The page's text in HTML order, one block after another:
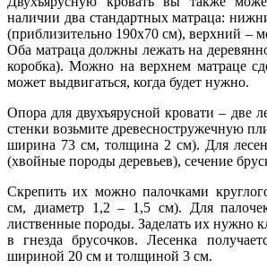
наличии два стандартных матраца:
(приблизительно 190х70 см), верхний –
Оба матраца должны лежать на
коробка). Можно на верхнем матраце
может выдвигаться, когда будет нужно.
Опора для двухъярусной кровати – две
стенки возьмите древесностружечную
ширина 73 см, толщина 2 см). Для
(хвойные породы деревьев), сечение
Скрепить их можно палочками
см, диаметр 1,2 – 1,5 см). Для
лиственные породы. Заделать их нужно
в гнезда брусочков. Лесенка
шириной 20 см и толщиной 3 см.